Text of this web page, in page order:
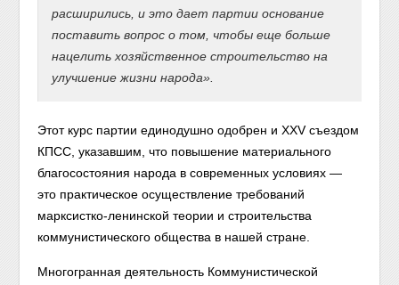
расширились, и это дает партии основание
поставить вопрос о том, чтобы еще больше
нацелить хозяйственное строительство на
улучшение жизни народа».
Этот курс партии единодушно одобрен и XXV съездом
КПСС, указавшим, что повышение материального
благосостояния народа в современных условиях —
это практическое осуществление требований
марксистко-ленинской теории и строительства
коммунистического общества в нашей стране.
Многогранная деятельность Коммунистической